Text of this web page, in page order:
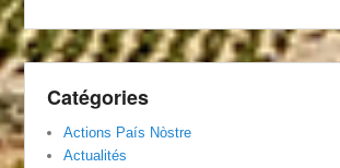
Catégories
Actions País Nòstre
Actualités